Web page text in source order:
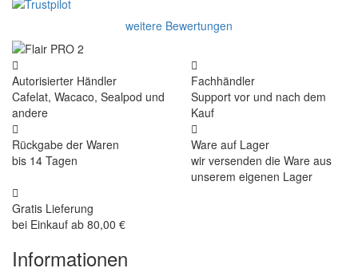
weitere Bewertungen
Autorisierter Händler
Cafelat, Wacaco, Sealpod und
andere
Fachhändler
Support vor und nach dem
Kauf
Rückgabe der Waren
bis 14 Tagen
Ware auf Lager
wir versenden die Ware aus
unserem eigenen Lager
Gratis Lieferung
bei Einkauf ab 80,00 €
Informationen